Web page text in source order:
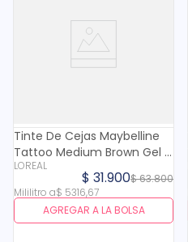
Tinte De Cejas Maybelline
Tattoo Medium Brown Gel X
6 Ml
LOREAL
$63.800
$ 31.900
Mililitro a$ 5316,67
AGREGAR A LA BOLSA